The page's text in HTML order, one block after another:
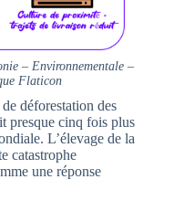
– Environnementale –
Flaticon
déforestation des
presque cinq fois plus
L’élevage de la
catastrophe
une réponse